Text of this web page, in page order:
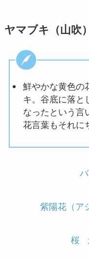
ヤマブキ（山吹
鮮やかな黄色の
キ。谷底に落と
なったという言
花言葉もそれに
紫陽花（ア
桜